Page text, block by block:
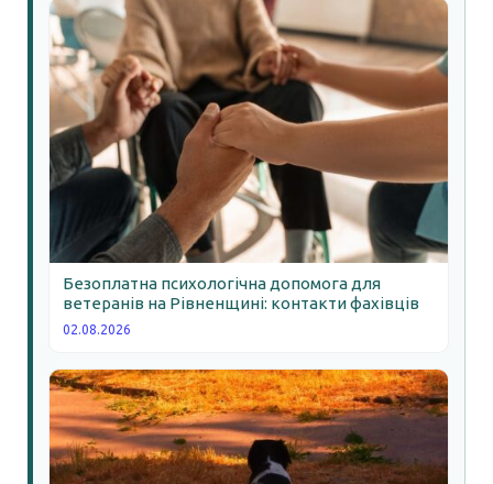
Безоплатна психологічна допомога для
ветеранів на Рівненщині: контакти фахівців
02.08.2026